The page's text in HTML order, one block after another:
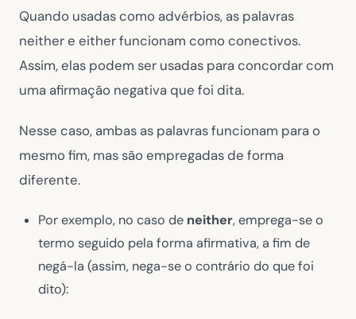
Quando usadas como advérbios, as palavras
neither e either funcionam como conectivos.
Assim, elas podem ser usadas para concordar com
uma afirmação negativa que foi dita.
Nesse caso, ambas as palavras funcionam para o
mesmo fim, mas são empregadas de forma
diferente.
Por exemplo, no caso de neither, emprega-se o
termo seguido pela forma afirmativa, a fim de
negá-la (assim, nega-se o contrário do que foi
dito):